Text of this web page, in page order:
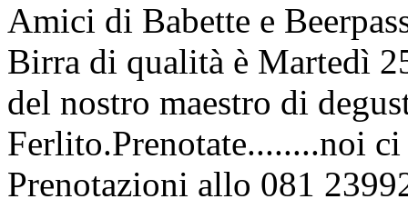
Amici di Babette e
Birra di qualità è Martedì
del nostro maestro di
Ferlito.Prenotate........noi
Prenotazioni allo 081